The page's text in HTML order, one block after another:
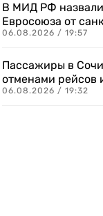
В МИД РФ
Евросоюза от
06.08.2026 / 19:57
Пассажиры в
отменами рейсов
06.08.2026 / 19:32